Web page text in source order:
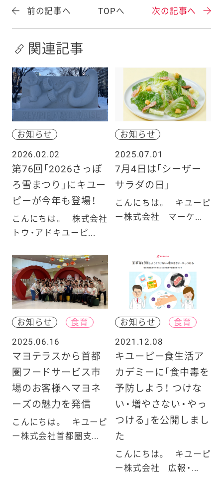
前の記事へ TOPへ 次の記事へ
関連記事
お知らせ
2026.02.02
第76回「2026さっぽ
ろ雪まつり」にキユー
ピーが今年も登場！
こんにちは。 株式会社
トウ・アドキユーピ...
お知らせ
2025.07.01
7月4日は「シーザー
サラダの日」
こんにちは。 キユーピ
ー株式会社 マーケ...
お知らせ
食育
2025.06.16
マヨテラスから首都
圏フードサービス市
場のお客様へマヨネ
ーズの魅力を発信
こんにちは。 キユーピ
ー株式会社首都圏支...
お知らせ
食育
2021.12.08
キユーピー食生活ア
カデミーに「食中毒を
予防しよう！ つけな
い・増やさない・やっ
つける」を公開しまし
た
こんにちは。 キユーピ
ー株式会社 広報・...